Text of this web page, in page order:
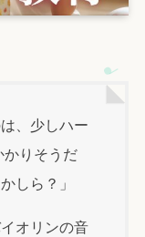
、少しハー
りそうだ
しら？」
オリンの音